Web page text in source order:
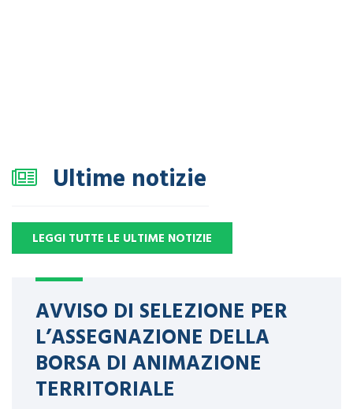
Ultime notizie
LEGGI TUTTE LE ULTIME NOTIZIE
AVVISO DI SELEZIONE PER
L’ASSEGNAZIONE DELLA
BORSA DI ANIMAZIONE
TERRITORIALE